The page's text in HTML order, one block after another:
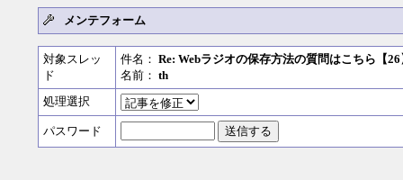
メンテフォーム
対象スレッ
ド
件名： Re: Webラジオの保存方法の質問はこちら【26
名前： th
処理選択
パスワード